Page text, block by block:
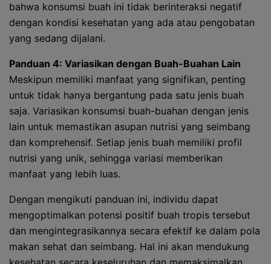
bahwa konsumsi buah ini tidak berinteraksi negatif
dengan kondisi kesehatan yang ada atau pengobatan
yang sedang dijalani.
Panduan 4: Variasikan dengan Buah-Buahan Lain
Meskipun memiliki manfaat yang signifikan, penting
untuk tidak hanya bergantung pada satu jenis buah
saja. Variasikan konsumsi buah-buahan dengan jenis
lain untuk memastikan asupan nutrisi yang seimbang
dan komprehensif. Setiap jenis buah memiliki profil
nutrisi yang unik, sehingga variasi memberikan
manfaat yang lebih luas.
Dengan mengikuti panduan ini, individu dapat
mengoptimalkan potensi positif buah tropis tersebut
dan mengintegrasikannya secara efektif ke dalam pola
makan sehat dan seimbang. Hal ini akan mendukung